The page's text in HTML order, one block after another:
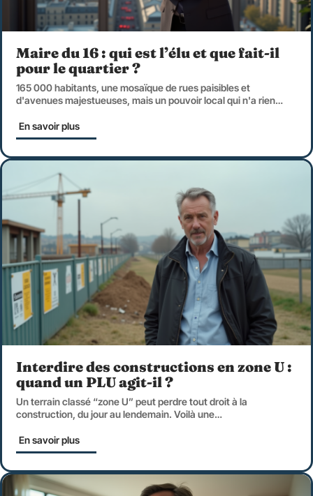
Maire du 16 : qui est l’élu et que fait-il
pour le quartier ?
165 000 habitants, une mosaïque de rues paisibles et
d'avenues majestueuses, mais un pouvoir local qui n'a rien…
En savoir plus
Interdire des constructions en zone U :
quand un PLU agit-il ?
Un terrain classé “zone U” peut perdre tout droit à la
construction, du jour au lendemain. Voilà une…
En savoir plus